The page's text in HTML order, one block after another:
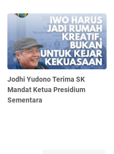
Jodhi Yudono Terima SK
Mandat Ketua Presidium
Sementara